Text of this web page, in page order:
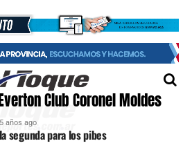
Club Coronel Moldes
5 años ago
segunda para los pibes